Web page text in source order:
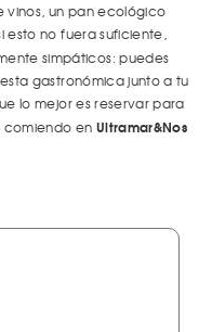
vinos, un pan ecológico
esto no fuera suficiente,
simpáticos: puedes
gastronómica junto a tu
lo mejor es reservar para
comiendo en Ultramar&Nos